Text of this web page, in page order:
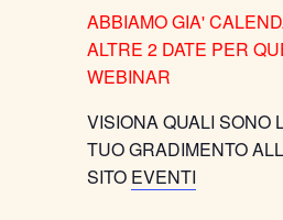
ABBIAMO GIA'
ALTRE 2 DATE PER
WEBINAR
VISIONA QUALI SONO
TUO GRADIMENTO
SITO EVENTI